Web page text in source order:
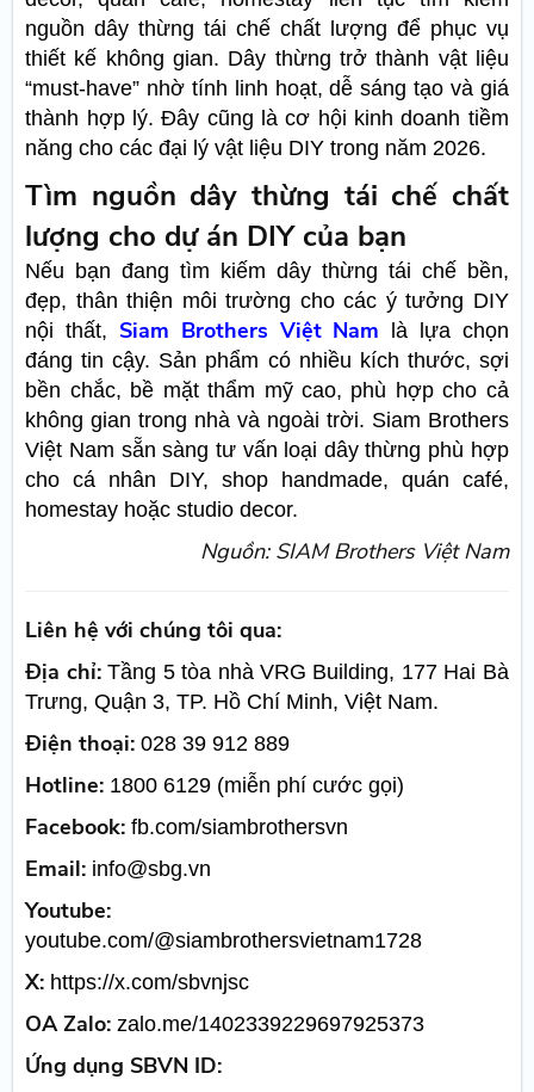
nguồn dây thừng tái chế chất lượng để phục vụ
thiết kế không gian. Dây thừng trở thành vật liệu
“must-have” nhờ tính linh hoạt, dễ sáng tạo và giá
thành hợp lý. Đây cũng là cơ hội kinh doanh tiềm
năng cho các đại lý vật liệu DIY trong năm 2026.
Tìm nguồn dây thừng tái chế chất
lượng cho dự án DIY của bạn
Nếu bạn đang tìm kiếm dây thừng tái chế bền,
đẹp, thân thiện môi trường cho các ý tưởng DIY
nội thất, Siam Brothers Việt Nam là lựa chọn
đáng tin cậy. Sản phẩm có nhiều kích thước, sợi
bền chắc, bề mặt thẩm mỹ cao, phù hợp cho cả
không gian trong nhà và ngoài trời. Siam Brothers
Việt Nam sẵn sàng tư vấn loại dây thừng phù hợp
cho cá nhân DIY, shop handmade, quán café,
homestay hoặc studio decor.
Nguồn: SIAM Brothers Việt Nam
Liên hệ với chúng tôi qua:
Địa chỉ:Tầng 5 tòa nhà VRG Building, 177 Hai Bà
Trưng, Quận 3, TP. Hồ Chí Minh, Việt Nam.
Điện thoại: 028 39 912 889
Hotline: 1800 6129 (miễn phí cước gọi)
Facebook: fb.com/siambrothersvn
Email: info@sbg.vn
Youtube:
youtube.com/@siambrothersvietnam1728
X: https://x.com/sbvnjsc
OA Zalo: zalo.me/1402339229697925373
Ứng dụng SBVN ID: